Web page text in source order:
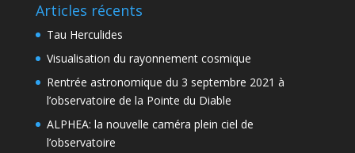
Articles récents
Tau Herculides
Visualisation du rayonnement cosmique
Rentrée astronomique du 3 septembre 2021 à
l’observatoire de la Pointe du Diable
ALPHEA: la nouvelle caméra plein ciel de
l’observatoire